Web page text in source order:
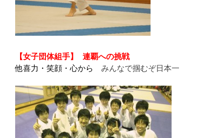
【女子団体組手】
連覇への挑戦
他喜力・笑顔・ 心から みんなで掴むぞ日本一